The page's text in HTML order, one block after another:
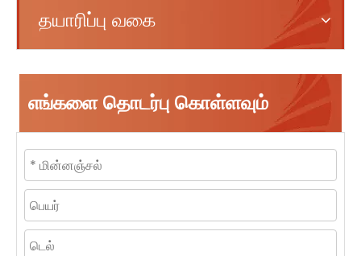
தயாரிப்பு வகை
எங்களை தொடர்பு கொள்ளவும்